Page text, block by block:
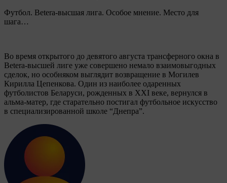
Футбол. Betera-высшая лига. Особое мнение. Место для
шага…
Во время открытого до девятого августа трансферного окна в
Betera-высшей лиге уже совершено немало взаимовыгодных
сделок, но особняком выглядит возвращение в Могилев
Кирилла Цепенкова. Один из наиболее одаренных
футболистов Беларуси, рожденных в XXI веке, вернулся в
альма-матер, где старательно постигал футбольное искусство
в специализированной школе “Днепра”.